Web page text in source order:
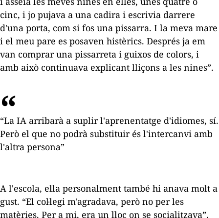
cinc, i jo pujava a una cadira i escrivia darrere
d'una porta, com si fos una pissarra. I la meva mare
i el meu pare es posaven histèrics. Després ja em
van comprar una pissarreta i guixos de colors, i
amb això continuava explicant lliçons a les nines”.
“La IA arribarà a suplir l'aprenentatge d'idiomes, sí.
Però el que no podrà substituir és l'intercanvi amb
l'altra persona”
A l'escola, ella personalment també hi anava molt a
gust. “El col·legi m'agradava, però no per les
matèries. Per a mi, era un lloc on se socialitzava”,